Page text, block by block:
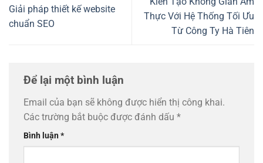
Giải pháp thiết kế website
chuẩn SEO
Thực Với Hệ Thống Tối Ưu
Từ Công Ty Hà Tiên
Để lại một bình luận
Email của bạn sẽ không được hiển thị công khai.
Các trường bắt buộc được đánh dấu *
Bình luận*